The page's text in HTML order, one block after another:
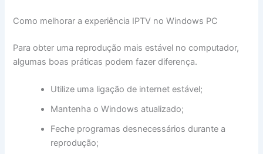
Como melhorar a experiência IPTV no Windows PC
Para obter uma reprodução mais estável no computador,
algumas boas práticas podem fazer diferença.
Utilize uma ligação de internet estável;
Mantenha o Windows atualizado;
Feche programas desnecessários durante a
reprodução;